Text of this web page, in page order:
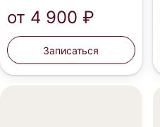
от 4 900 ₽
Записаться